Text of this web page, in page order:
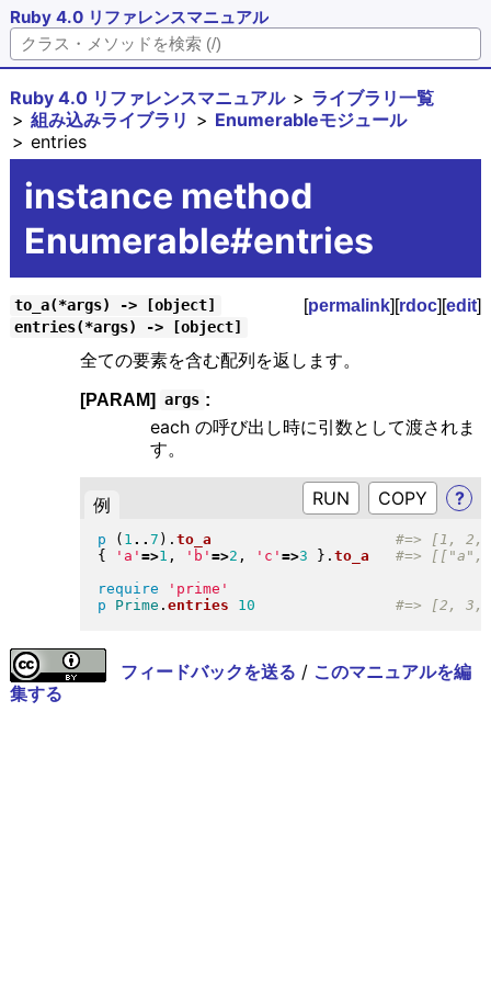
Ruby 4.0 リファレンスマニュアル
Ruby 4.0 リファレンスマニュアル
ライブラリ一覧
組み込みライブラリ
Enumerableモジュール
entries
instance method
Enumerable#entries
to_a(*args) -> [object] [permalink][rdoc][edit]
entries(*args) -> [object]
全ての要素を含む配列を返します。
[PARAM] args :
each の呼び出し時に引数として渡されま
す。
例 RUN ?
p ( 1 .. 7 ) . to_a
{
'a' =>1 , 'b' =>2 , 'c' =>3 } . to_a
require
'prime'
p
Prime . entries 10
フィードバックを送る / このマニュアルを編
集する